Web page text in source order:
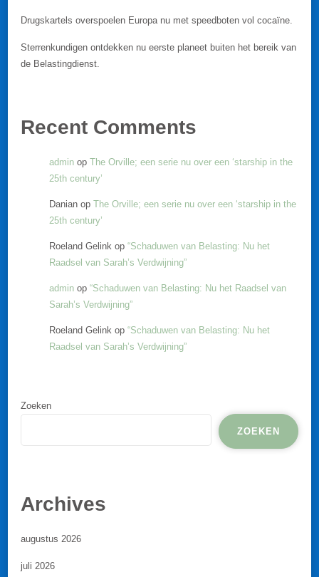
Drugskartels overspoelen Europa nu met speedboten vol cocaïne.
Sterrenkundigen ontdekken nu eerste planeet buiten het bereik van
de Belastingdienst.
Recent Comments
admin op The Orville; een serie nu over een ‘starship in the
25th century’
Danian op The Orville; een serie nu over een ‘starship in the
25th century’
Roeland Gelink op “Schaduwen van Belasting: Nu het
Raadsel van Sarah’s Verdwijning”
admin op “Schaduwen van Belasting: Nu het Raadsel van
Sarah’s Verdwijning”
Roeland Gelink op “Schaduwen van Belasting: Nu het
Raadsel van Sarah’s Verdwijning”
Zoeken
ZOEKEN
Archives
augustus 2026
juli 2026